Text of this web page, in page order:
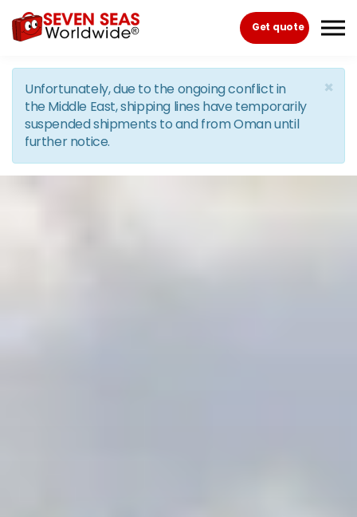
Skip to the content
Get quote
×
Unfortunately, due to the ongoing conflict in
the Middle East, shipping lines have temporarily
suspended shipments to and from Oman until
further notice.